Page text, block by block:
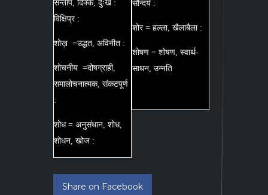
सन्ताप, दिक्क, दुःख :
विक्षिप्र :
शोख़ =उद्धत, अविनीत :
शोचनीय =दोषग्राही,
समालोचनात्मक, संकटपूर्ण
:
शोध = अनुसंधान, शोध,
शोधन, खोज :
सौन्दर्य :
शोर = हल्ला, खैलाबैला :
शोषण = शोषण, स्वार्थ-
साधन, उन्नति
Share on Facebook